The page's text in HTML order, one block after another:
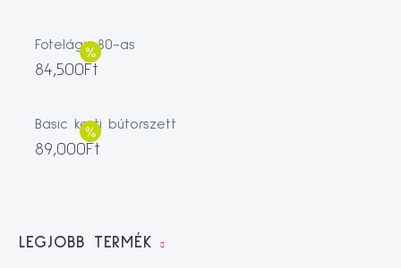
Fotelágy 80-as
84,500Ft
Basic kerti bútorszett
89,000Ft
LEGJOBB TERMÉK